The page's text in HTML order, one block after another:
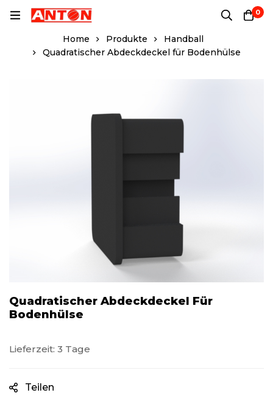
0
Home Produkte
Handball
Quadratischer Abdeckdeckel für Bodenhülse
Quadratischer Abdeckdeckel Für
Bodenhülse
Lieferzeit: 3 Tage
Teilen